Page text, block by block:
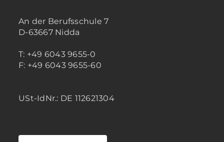
An der Berufsschule 7
D-63667 Nidda
T: +49 6043 9655-0
F: +49 6043 9655-60
USt-IdNr.: DE 112621304